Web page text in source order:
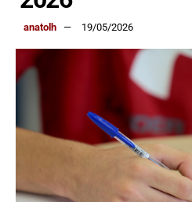
anatolh 19/05/2026